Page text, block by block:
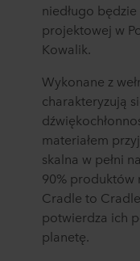
niedługo
projektowej w
Kowalik.
Wykonane z
charakteryzują
materiałem
skalna w pełni
90% produktów
Cradle to
potwierdza ich
planetę.